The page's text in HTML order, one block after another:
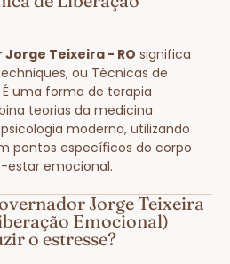
Jorge Teixeira - RO significa
ou Técnicas de
uma forma de terapia
teorias da medicina
moderna, utilizando
pontos específicos do corpo
estar emocional.
Jorge Teixeira
Emocional)
o estresse?